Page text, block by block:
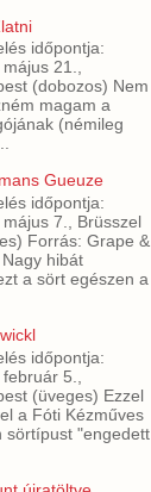
időpontja:
21.,
(dobozos) Nem
magam a
(némileg
Gueuze
időpontja:
május 7., Brüsszel
Forrás: Grape &
hibát
a sört egészen a
időpontja:
5.,
(üveges) Ezzel
a Fóti Kézműves
sörtípust "engedett